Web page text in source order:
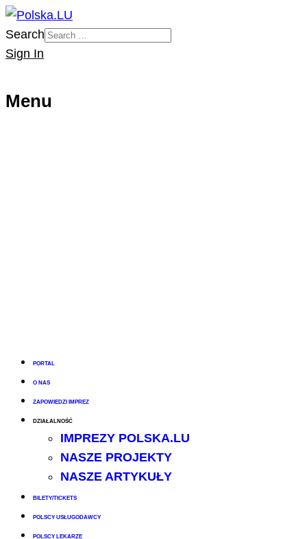
Search
Sign In
Menu
PORTAL
O NAS
ZAPOWIEDZI IMPREZ
DZIAŁALNOŚĆ
IMPREZY POLSKA.LU
NASZE PROJEKTY
NASZE ARTYKUŁY
BILETY/TICKETS
POLSCY USŁUGODAWCY
POLSCY LEKARZE